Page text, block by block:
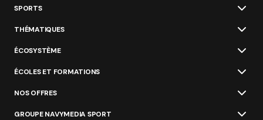
SPORTS
THÉMATIQUES
ÉCOSYSTÈME
ÉCOLES ET FORMATIONS
NOS OFFRES
GROUPE NAVYMEDIA SPORT